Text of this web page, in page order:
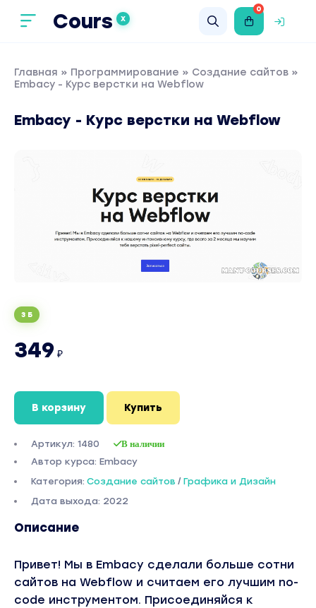
Cours X
0
Главная » Программирование » Создание сайтов »
Embacy - Курс верстки на Webflow
Embacy - Курс верстки на Webflow
3 Б
349 ₽
В корзину Купить
Артикул: 1480 В наличии
Автор курса: Embacy
Категория: Создание сайтов / Графика и Дизайн
Дата выхода: 2022
Описание
Привет! Мы в Embacy сделали больше сотни
сайтов на Webflow и считаем его лучшим no-
code инструментом. Присоединяйся к